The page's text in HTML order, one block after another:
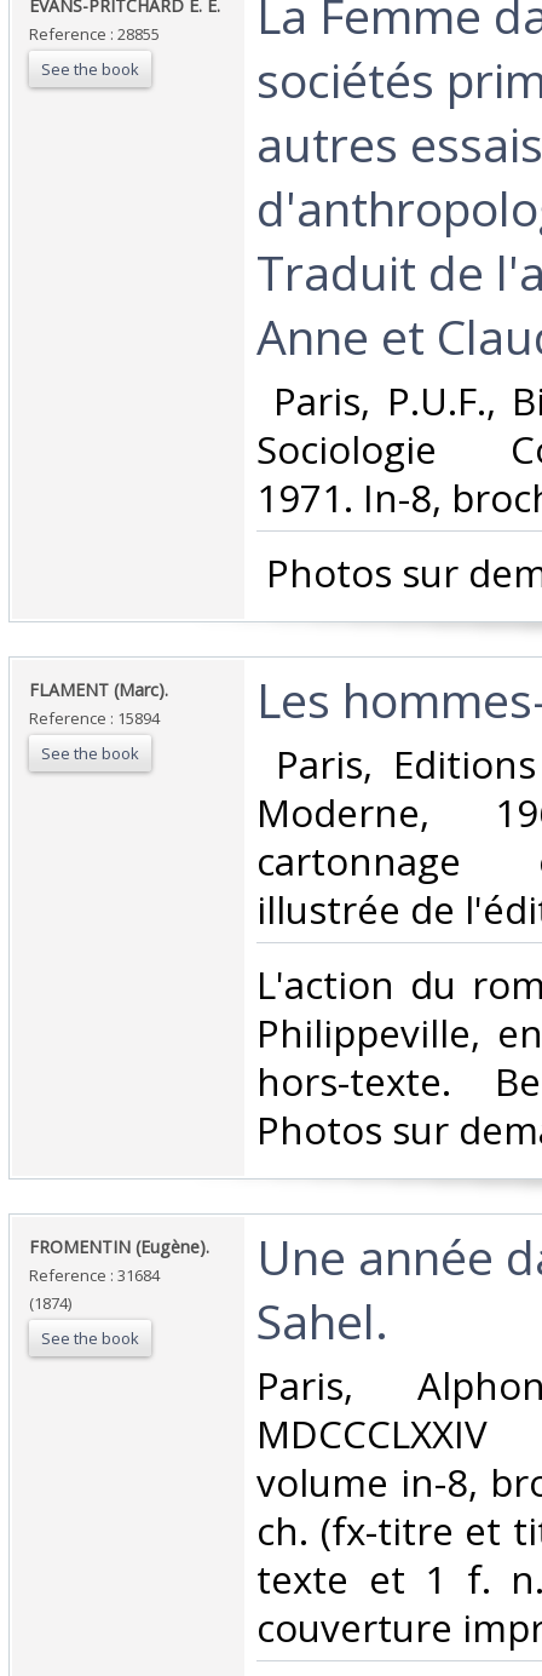
‎EVANS-PRITCHARD E. E.‎
Reference : 28855
See the book
‎La Femme
sociétés
autres essais
Traduit de
Anne et
Paris, P.U.F.,
Sociologie
1971. In-8,
Photos sur
‎FLAMENT (Marc).‎
Reference : 15894
See the book
‎Les
Paris,
Moderne,
illustrée de
‎L'action du
Philippeville,
hors-texte.
Photos sur
‎FROMENTIN (Eugène).‎
Reference : 31684
(1874)
See the book
‎Une année
Sahel.‎
‎Paris,
volume in-8,
ch. (fx-titre et
texte et 1 f.
couverture